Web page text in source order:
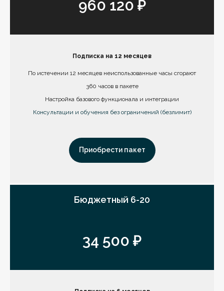
960 120 ₽
Подписка на 12 месяцев
По истечении 12 месяцев неиспользованные часы сгорают
360 часов в пакете
Настройка базового функционала и интеграции
Консультации и обучения без ограничений (безлимит)
Приобрести пакет
Бюджетный 6-20
34 500 ₽